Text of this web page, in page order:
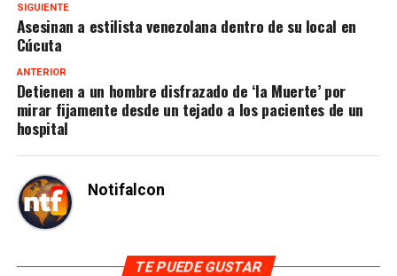
SIGUIENTE
Asesinan a estilista venezolana dentro de su local en
Cúcuta
ANTERIOR
Detienen a un hombre disfrazado de ‘la Muerte’ por
mirar fijamente desde un tejado a los pacientes de un
hospital
Notifalcon
TE PUEDE GUSTAR